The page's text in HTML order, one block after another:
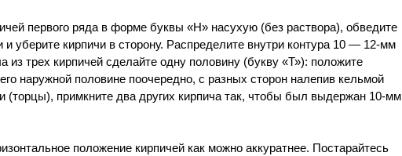
первого ряда в форме буквы «Н» насухую (без раствора), обведите
и уберите кирпичи в сторону. Распределите внутри контура 10 — 12-мм
из трех кирпичей сделайте одну половину (букву «Т»): положите
наружной половине поочередно, с разных сторон налепив кельмой
(торцы), примкните два других кирпича так, чтобы был выдержан 10-мм
положение кирпичей как можно аккуратнее. Постарайтесь